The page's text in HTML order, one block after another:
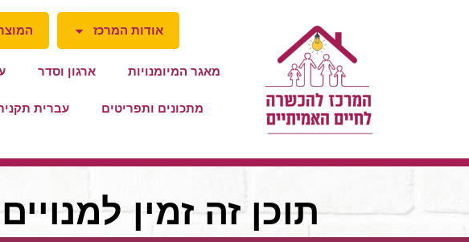
אודות המרכז
מאגר המיומנויות ארגון וסדר
מתכונים ותפריטים עברית
תוכן זה זמין